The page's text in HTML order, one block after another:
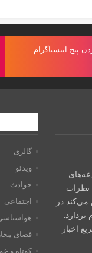
پیج اینستاگرام
نظرات
می‌کند در
اخبار
گالری
ویدئو
حوادث
اجتماعی
فضای